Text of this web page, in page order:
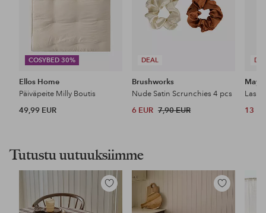
COSYBED 30%
Ellos Home
Päiväpeite Milly Boutis
49,99 EUR
DEAL
Brushworks
Nude Satin Scrunchies 4 pcs
6 EUR 7,90 EUR 13
Tutustu uutuuksiimme
Lisää
Lisää